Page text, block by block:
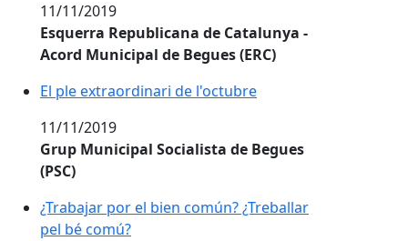
11/11/2019
Esquerra Republicana de Catalunya -
Acord Municipal de Begues (ERC)
El ple extraordinari de l'octubre
11/11/2019
Grup Municipal Socialista de Begues
(PSC)
¿Trabajar por el bien común? ¿Treballar
pel bé comú?